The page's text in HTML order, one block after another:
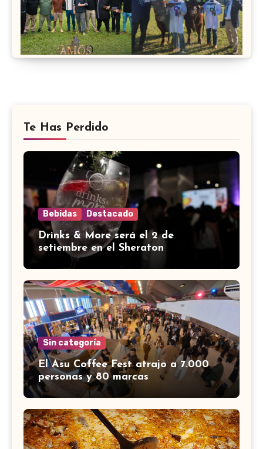
Te Has Perdido
Bebidas Destacado
Drinks & More será el 2 de
setiembre en el Sheraton
Sin categoría
El Asu Coffee Fest atrajo a 7.000
personas y 80 marcas